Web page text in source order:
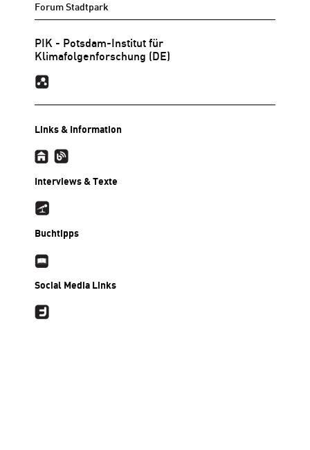
Forum Stadtpark
PIK - Potsdam-Institut für
Klimafolgenforschung (DE)
Links & Information
Interviews & Texte
Buchtipps
Social Media Links